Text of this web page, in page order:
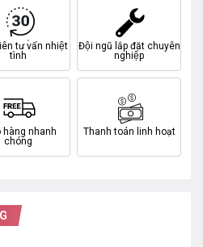
tư vấn nhiệt
tình
Đội ngũ lắp đặt chuyên
nghiệp
hàng nhanh
chóng
Thanh toán linh hoạt